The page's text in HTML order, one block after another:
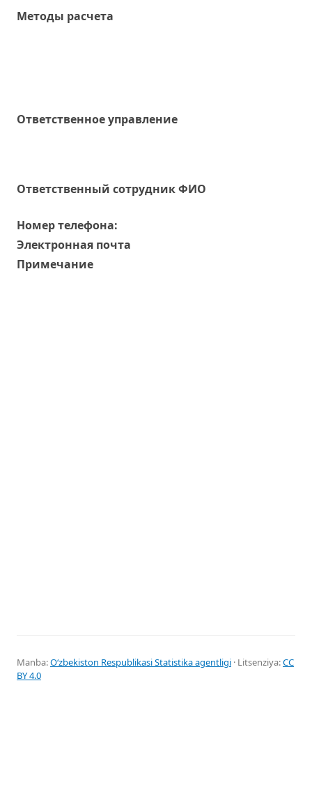
Методы расчета
Ответственное управление
Oтветственный сотрудник ФИО
Номер телефона:
Электронная почта
Примечание
Manba:Oʻzbekiston Respublikasi Statistika agentligi · Litsenziya:CC
BY 4.0